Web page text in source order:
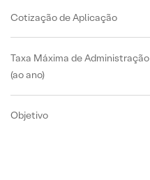
Cotização de Aplicação
Taxa Máxima de Administração
(ao ano)
Objetivo